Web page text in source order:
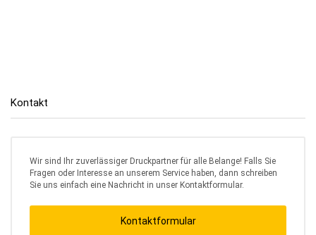
Kontakt
Wir sind Ihr zuverlässiger Druckpartner für alle Belange! Falls Sie
Fragen oder Interesse an unserem Service haben, dann schreiben
Sie uns einfach eine Nachricht in unser Kontaktformular.
Kontaktformular